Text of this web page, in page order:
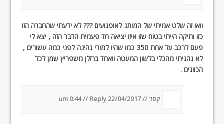
וואו זה שלט אמיתי של המותג לאופנועים ??? לא ידעתי שהחברה הזו
כזו ותיקה הייתי בטוח שזו איזו יציאה חד פעמית הדבר הזה , יצא לי
פעם לרכב על אחת 350 כמו שהיו למורי נהיגה לפני כמה עשורים ,
לא נהניתי מהכלי בלשון המעטה וואחד ברזלן משפריץ שמן לכל
הכוונים .
קסד //22/04/2017 um 0:44
//Reply